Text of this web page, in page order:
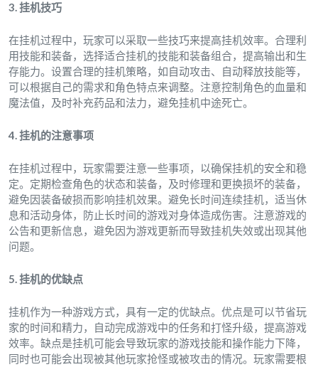
3. 挂机技巧
在挂机过程中，玩家可以采取一些技巧来提高挂机效率。合理利
用技能和装备，选择适合挂机的技能和装备组合，提高输出和生
存能力。设置合理的挂机策略，如自动攻击、自动释放技能等，
可以根据自己的需求和角色特点来调整。注意控制角色的血量和
魔法值，及时补充药品和法力，避免挂机中途死亡。
4. 挂机的注意事项
在挂机过程中，玩家需要注意一些事项，以确保挂机的安全和稳
定。定期检查角色的状态和装备，及时修理和更换损坏的装备，
避免因装备破损而影响挂机效果。避免长时间连续挂机，适当休
息和活动身体，防止长时间的游戏对身体造成伤害。注意游戏的
公告和更新信息，避免因为游戏更新而导致挂机失效或出现其他
问题。
5. 挂机的优缺点
挂机作为一种游戏方式，具有一定的优缺点。优点是可以节省玩
家的时间和精力，自动完成游戏中的任务和打怪升级，提高游戏
效率。缺点是挂机可能会导致玩家的游戏技能和操作能力下降，
同时也可能会出现被其他玩家抢怪或被攻击的情况。玩家需要根